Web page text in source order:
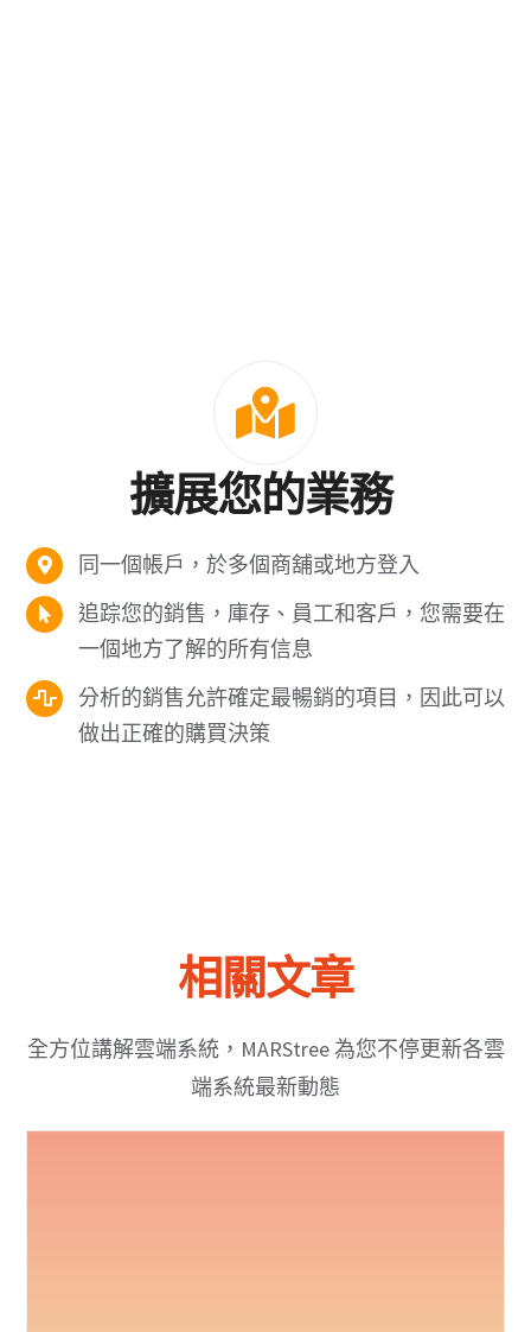
擴展您的業務
同一個帳戶，於多個商舖或地方登入
追踪您的銷售，庫存、員工和客戶，您需要在
一個地方了解的所有信息
分析的銷售允許確定最暢銷的項目，因此可以
做出正確的購買決策
相關文章
全方位講解雲端系統，MARStree 為您不停更新各雲
端系統最新動態